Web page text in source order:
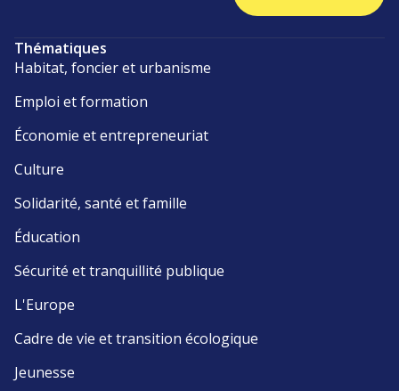
Thématiques
Habitat, foncier et urbanisme
Emploi et formation
Économie et entrepreneuriat
Culture
Solidarité, santé et famille
Éducation
Sécurité et tranquillité publique
L'Europe
Cadre de vie et transition écologique
Jeunesse